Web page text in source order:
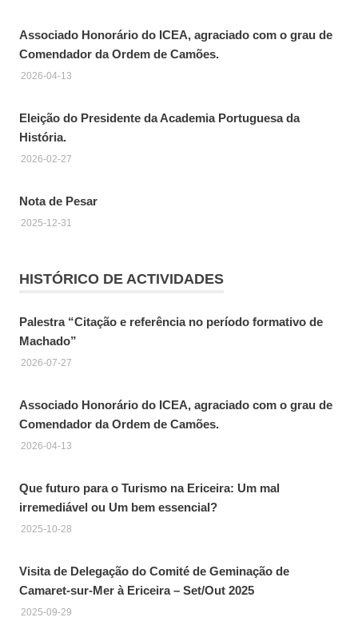
Associado Honorário do ICEA, agraciado com o grau de
Comendador da Ordem de Camões.
2026-04-13
Eleição do Presidente da Academia Portuguesa da
História.
2026-02-27
Nota de Pesar
2025-12-31
HISTÓRICO DE ACTIVIDADES
Palestra “Citação e referência no período formativo de
Machado”
2026-07-27
Associado Honorário do ICEA, agraciado com o grau de
Comendador da Ordem de Camões.
2026-04-13
Que futuro para o Turismo na Ericeira: Um mal
irremediável ou Um bem essencial?
2025-10-28
Visita de Delegação do Comité de Geminação de
Camaret-sur-Mer à Ericeira – Set/Out 2025
2025-09-29